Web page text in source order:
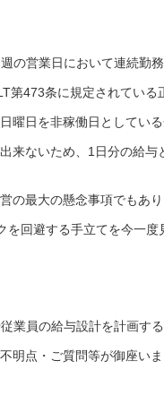
の営業日において連続勤
第473条に規定されてい
曜日を非稼働日としてい
来ないため、1日分の給与
の最大の懸念事項でもあ
を回避する手立てを今一
業員の給与設計を計画す
明点・ご質問等が御座い